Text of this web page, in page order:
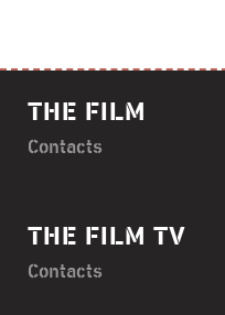
THE FILM
Contacts
THE FILM TV
Contacts